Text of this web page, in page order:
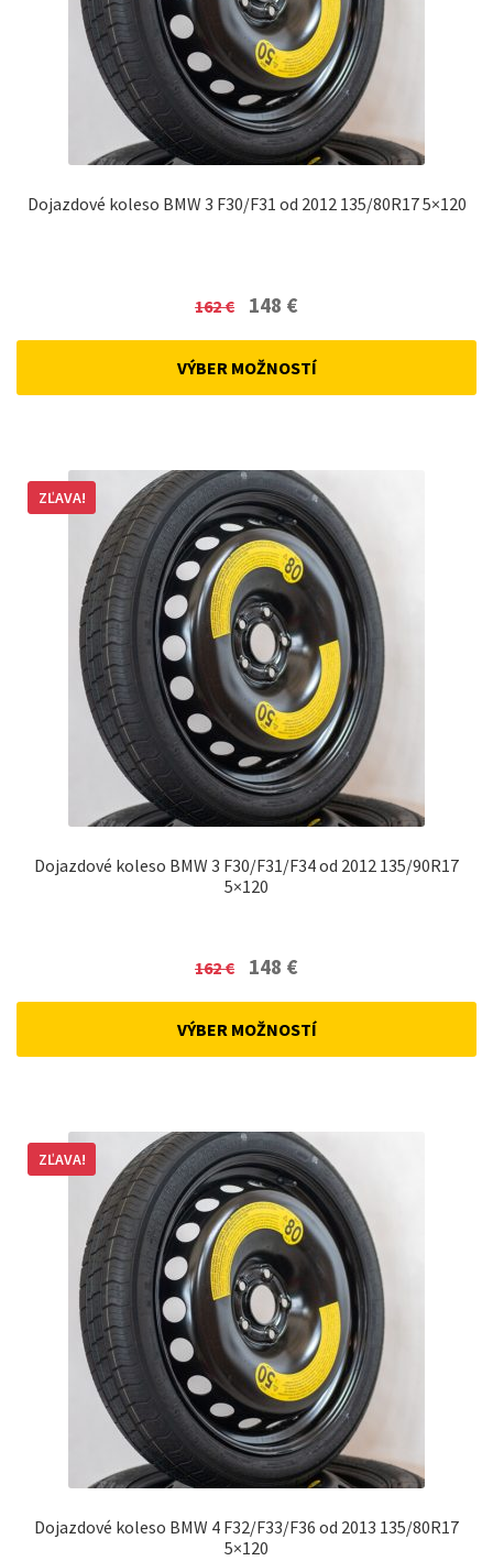
Dojazdové koleso BMW 3 F30/F31 od 2012 135/80R17 5×120
162€
Original
was:
148 €Current
VÝBER MOŽNOSTÍ
Dojazdové koleso BMW 3 F30/F31/F34 od 2012 135/90R17
5×120
ZĽAVA!
162€
Original
was:
148 €Current
VÝBER MOŽNOSTÍ
Dojazdové koleso BMW 4 F32/F33/F36 od 2013 135/80R17
5×120
ZĽAVA!